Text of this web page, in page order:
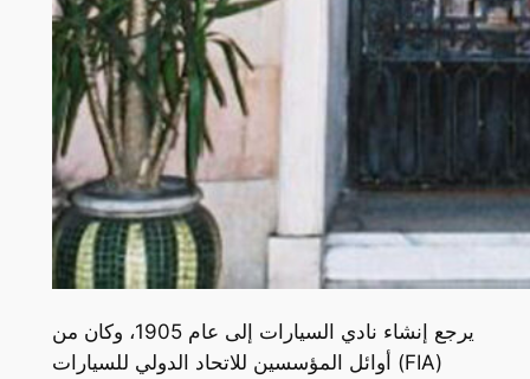
يرجع إنشاء نادي السيارات إلى عام 1905، وكان من
أوائل المؤسسين للاتحاد الدولي للسيارات (FIA)